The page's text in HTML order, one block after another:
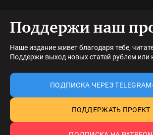
Поддержи наш
Наше издание живет благодаря тебе,
Поддержи выход новых статей рублем или
ПОДПИСКА ЧЕРЕЗ
ПОДДЕРЖАТЬ ПРОЕКТ